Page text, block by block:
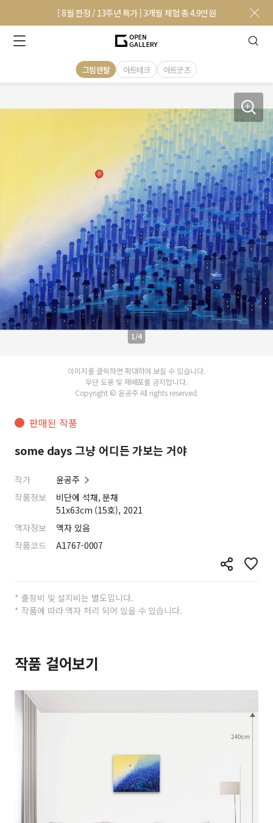
[ 8월 한정 / 13주년 특가 ] 3개월 체험 총 4.9만원
그림렌탈 아트테크 아트굿즈
1/4
이미지를 클릭하면 확대하여 보실 수 있습니다.
무단 도용 및 재배포를 금지합니다.
Copyright © 윤공주 All rights reserved.
판매된 작품
some days 그냥 어디든 가보는 거야
작가
윤공주
작품정보
비단에 석채, 분채
51x63cm (15호), 2021
액자정보
액자 있음
작품코드
A1767-0007
* 출장비 및 설치비는 별도입니다.
* 작품에 따라 액자 처리 되어 있을 수 있습니다.
작품 걸어보기